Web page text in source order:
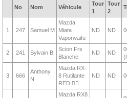
No Nom Véhicule
Tour
1
Tour
2
1 247 Samuel M
Mazda
Miata
Vaporwaifu
ND ND
2 241 Sylvain B
Scion Frs
Blanche
ND ND
3 666
Anthony
N
Mazda RX-
8 Rutilante
RED ❤️‍🔥
ND ND
Mazda RX8